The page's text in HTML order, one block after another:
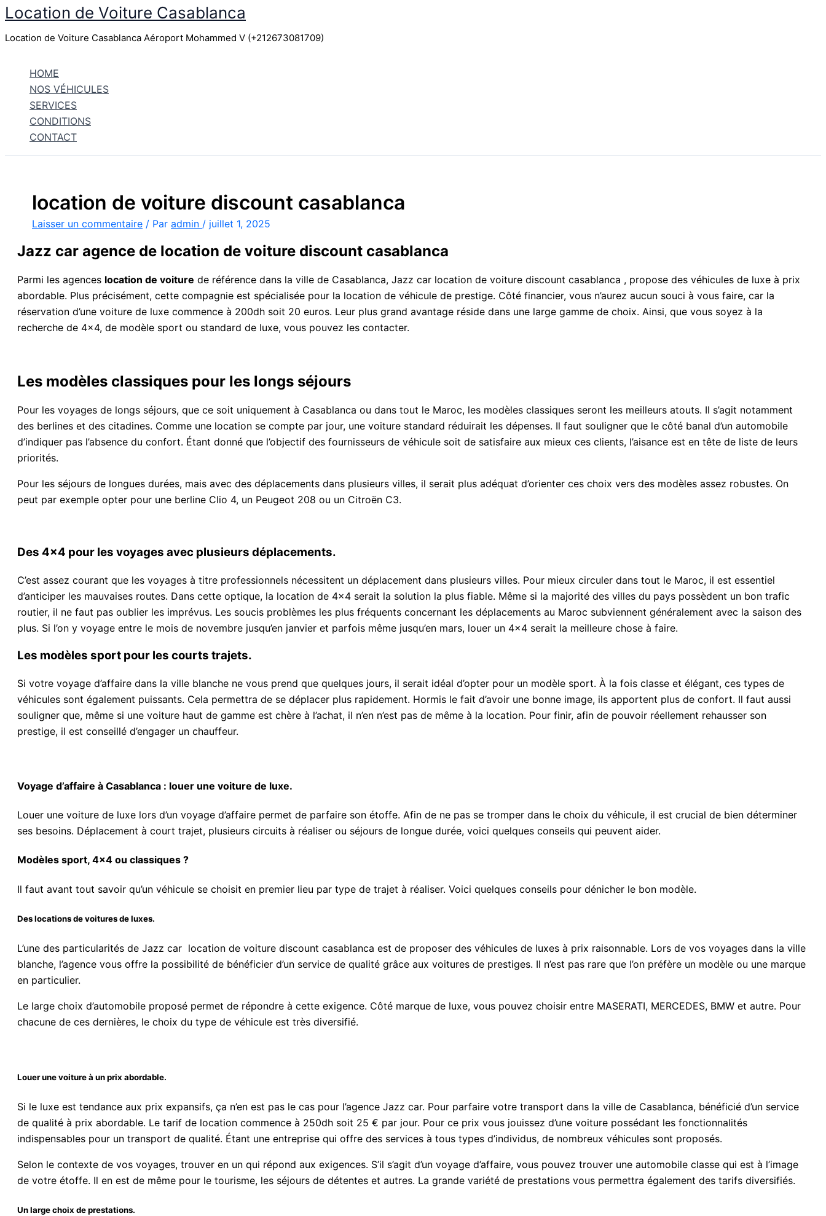
Aller
contenu
Location de Voiture Casablanca
Location de Voiture Casablanca Aéroport Mohammed V (+212673081709)
HOME
NOS VÉHICULES
SERVICES
CONDITIONS
CONTACT
location de voiture discount casablanca
Laisser un commentaire / Par admin / juillet 1, 2025
Jazz car agence de location de voiture discount casablanca
Parmi les agences location de voiture de référence dans la ville de Casablanca, Jazz car location de voiture discount casablanca , propose des véhicules de luxe à prix
abordable. Plus précisément, cette compagnie est spécialisée pour la location de véhicule de prestige. Côté financier, vous n’aurez aucun souci à vous faire, car la
réservation d’une voiture de luxe commence à 200dh soit 20 euros. Leur plus grand avantage réside dans une large gamme de choix. Ainsi, que vous soyez à la
recherche de 4×4, de modèle sport ou standard de luxe, vous pouvez les contacter.
Les modèles classiques pour les longs séjours
Pour les voyages de longs séjours, que ce soit uniquement à Casablanca ou dans tout le Maroc, les modèles classiques seront les meilleurs atouts. Il s’agit notamment
des berlines et des citadines. Comme une location se compte par jour, une voiture standard réduirait les dépenses. Il faut souligner que le côté banal d’un automobile
d’indiquer pas l’absence du confort. Étant donné que l’objectif des fournisseurs de véhicule soit de satisfaire aux mieux ces clients, l’aisance est en tête de liste de leurs
priorités.
Pour les séjours de longues durées, mais avec des déplacements dans plusieurs villes, il serait plus adéquat d’orienter ces choix vers des modèles assez robustes. On
peut par exemple opter pour une berline Clio 4, un Peugeot 208 ou un Citroën C3.
Des 4×4 pour les voyages avec plusieurs déplacements.
C’est assez courant que les voyages à titre professionnels nécessitent un déplacement dans plusieurs villes. Pour mieux circuler dans tout le Maroc, il est essentiel
d’anticiper les mauvaises routes. Dans cette optique, la location de 4×4 serait la solution la plus fiable. Même si la majorité des villes du pays possèdent un bon trafic
routier, il ne faut pas oublier les imprévus. Les soucis problèmes les plus fréquents concernant les déplacements au Maroc subviennent généralement avec la saison des
plus. Si l’on y voyage entre le mois de novembre jusqu’en janvier et parfois même jusqu’en mars, louer un 4×4 serait la meilleure chose à faire.
Les modèles sport pour les courts trajets.
Si votre voyage d’affaire dans la ville blanche ne vous prend que quelques jours, il serait idéal d’opter pour un modèle sport. À la fois classe et élégant, ces types de
véhicules sont également puissants. Cela permettra de se déplacer plus rapidement. Hormis le fait d’avoir une bonne image, ils apportent plus de confort. Il faut aussi
souligner que, même si une voiture haut de gamme est chère à l’achat, il n’en n’est pas de même à la location. Pour finir, afin de pouvoir réellement rehausser son
prestige, il est conseillé d’engager un chauffeur.
Voyage d’affaire à Casablanca : louer une voiture de luxe.
Louer une voiture de luxe lors d’un voyage d’affaire permet de parfaire son étoffe. Afin de ne pas se tromper dans le choix du véhicule, il est crucial de bien déterminer
ses besoins. Déplacement à court trajet, plusieurs circuits à réaliser ou séjours de longue durée, voici quelques conseils qui peuvent aider.
Modèles sport, 4×4 ou classiques ?
Il faut avant tout savoir qu’un véhicule se choisit en premier lieu par type de trajet à réaliser. Voici quelques conseils pour dénicher le bon modèle.
Des locations de voitures de luxes.
L’une des particularités de Jazz car location de voiture discount casablanca est de proposer des véhicules de luxes à prix raisonnable. Lors de vos voyages dans la ville
blanche, l’agence vous offre la possibilité de bénéficier d’un service de qualité grâce aux voitures de prestiges. Il n’est pas rare que l’on préfère un modèle ou une marque
en particulier.
Le large choix d’automobile proposé permet de répondre à cette exigence. Côté marque de luxe, vous pouvez choisir entre MASERATI, MERCEDES, BMW et autre. Pour
chacune de ces dernières, le choix du type de véhicule est très diversifié.
Louer une voiture à un prix abordable.
Si le luxe est tendance aux prix expansifs, ça n’en est pas le cas pour l’agence Jazz car. Pour parfaire votre transport dans la ville de Casablanca, bénéficié d’un service
de qualité à prix abordable. Le tarif de location commence à 250dh soit 25 € par jour. Pour ce prix vous jouissez d’une voiture possédant les fonctionnalités
indispensables pour un transport de qualité. Étant une entreprise qui offre des services à tous types d’individus, de nombreux véhicules sont proposés.
Selon le contexte de vos voyages, trouver en un qui répond aux exigences. S’il s’agit d’un voyage d’affaire, vous pouvez trouver une automobile classe qui est à l’image
de votre étoffe. Il en est de même pour le tourisme, les séjours de détentes et autres. La grande variété de prestations vous permettra également des tarifs diversifiés.
Un large choix de prestations.